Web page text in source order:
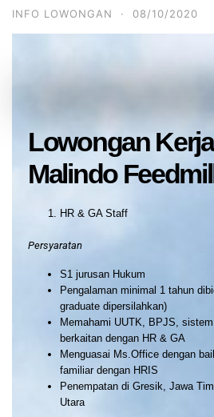
INFO LOWONGAN · 08/10/2020
Lowongan
Malindo
HR & GA Staff
Persyaratan
S1 jurusan Hukum
Pengalaman minimal 1 tahun
graduate dipersilahkan)
Memahami UUTK, BPJS,
berkaitan dengan HR & GA
Menguasai Ms.Office dengan
familiar dengan HRIS
Penempatan di Gresik, Jawa
Utara